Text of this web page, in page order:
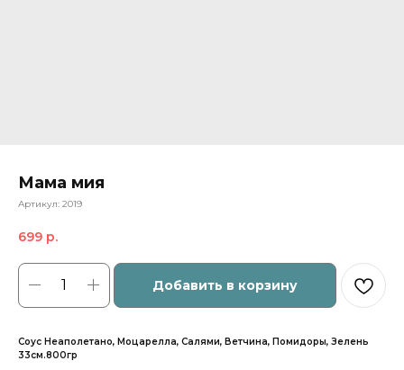
Мама мия
Артикул: 2019
699 р.
Добавить в корзину
Соус Неаполетано, Моцарелла, Салями, Ветчина, Помидоры, Зелень
33см.800гр